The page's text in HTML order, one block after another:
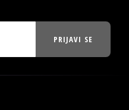
PRIJAVI SE